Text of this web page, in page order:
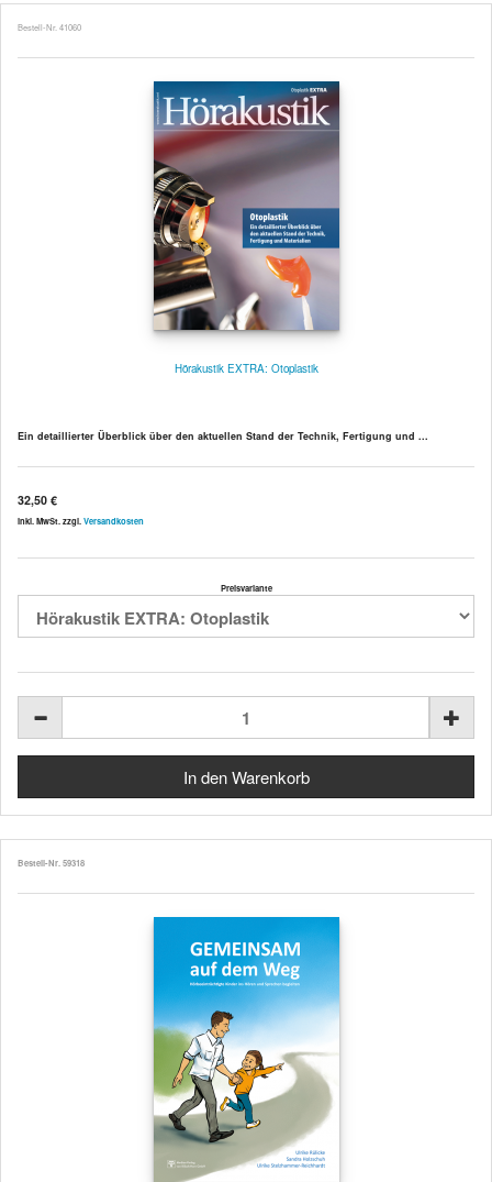
Bestell-Nr. 41060
Hörakustik EXTRA: Otoplastik
Ein detaillierter Überblick über den aktuellen Stand der Technik, Fertigung und ...
32,50 €
inkl. MwSt. zzgl. Versandkosten
Preisvariante
Bestell-Nr. 59318